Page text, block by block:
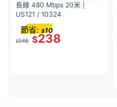
長線 480 Mbps 20米 |
US121 / 10324
$248 $238
節省: $10